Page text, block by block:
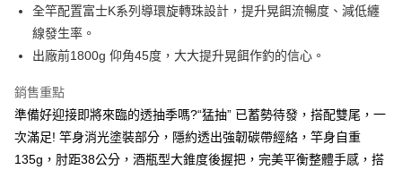
1.本服務係由「台灣大哥大股份有限公司」（以下簡稱本公司）所提供，讓
用戶於交易時，得透過本服務購買商品或服務，並由商店將買賣／分期付款
買賣價金債權讓與本公司後，依約使用本公司帳單繳交帳款。
2.基於同意付款使用「大哥付你分期」之契約關係目的，商店將以您的個人
由本公司與您本人進行分期帳單所需資料之確認、核對及更正。
3.完整用戶服務條款，請詳閱以下連結：
https://oppay.tw/userRule
※ 請注意：結帳手續完成當下不需立刻繳費，但若您需要取消訂單，請聯絡
購買商品的店家。未經商家同意取消之訂單仍視為有效，需透過AFTEE先享
後付繳納相關費用。
※ 交易是否成功請以「AFTEE先享後付 」之結帳頁面顯示為準，若有關於
客戶支援中心」
【注意事項】
１．透過由恩沛科技股份有限公司提供之「AFTEE先享後付」服務完成之交
易，需依本服務之必要範圍內提供個人資料，並將交易相關給付款項請求債
每筆NT$150，滿NT$2,000(含以上)免運費
離島一般宅配
每筆NT$200，滿NT$2,000(含以上)免運費
貨到付款（門市自取請勿下單，請聯繫客服）
每筆NT$200，滿NT$3,000(含以上)免運費
國家/地區配送(**下單前請私訊客服確認實際運費(運費另
查看運費
全竿配置富士K系列導環旋轉珠設計，提升晃餌流暢度、減低纏
線發生率。
出廠前1800g 仰角45度，大大提升晃餌作釣的信心。
銷售重點
準備好迎接即將來臨的透抽季嗎?“猛抽” 已蓄勢待發，搭配雙尾，一
次滿足! 竿身消光塗裝部分，隱約透出強韌碳帶經絡，竿身自重
135g，肘距38公分，酒瓶型大錐度後握把，完美平衡整體手感，搭